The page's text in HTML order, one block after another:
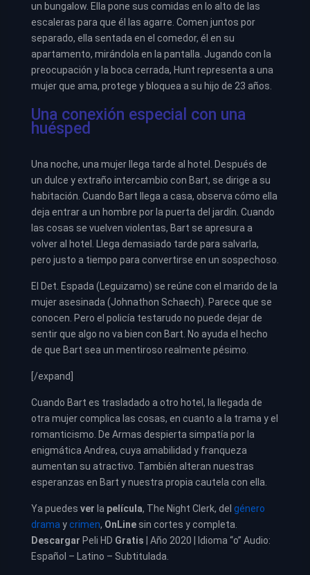
un bungalow. Ella pone sus comidas en lo alto de las
escaleras para que él las agarre. Comen juntos por
separado, ella sentada en el comedor, él en su
apartamento, mirándola en la pantalla. Jugando con la
preocupación y la boca cerrada, Hunt representa a una
mujer que ama, protege y bloquea a su hijo de 23 años.
Una conexión especial con una
huésped
Una noche, una mujer llega tarde al hotel. Después de
un dulce y extraño intercambio con Bart, se dirige a su
habitación. Cuando Bart llega a casa, observa cómo ella
deja entrar a un hombre por la puerta del jardín. Cuando
las cosas se vuelven violentas, Bart se apresura a
volver al hotel. Llega demasiado tarde para salvarla,
pero justo a tiempo para convertirse en un sospechoso.
El Det. Espada (Leguizamo) se reúne con el marido de la
mujer asesinada (Johnathon Schaech). Parece que se
conocen. Pero el policía testarudo no puede dejar de
sentir que algo no va bien con Bart. No ayuda el hecho
de que Bart sea un mentiroso realmente pésimo.
[/expand]
Cuando Bart es trasladado a otro hotel, la llegada de
otra mujer complica las cosas, en cuanto a la trama y el
romanticismo. De Armas despierta simpatía por la
enigmática Andrea, cuya amabilidad y franqueza
aumentan su atractivo. También alteran nuestras
esperanzas en Bart y nuestra propia cautela con ella.
Ya puedes ver la película, The Night Clerk, del género
drama ycrimen, OnLine sin cortes y completa.
Descargar Peli HD Gratis | Año 2020 | Idioma “o” Audio:
Español – Latino – Subtitulada.